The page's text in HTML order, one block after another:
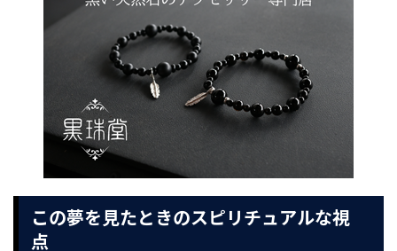
この夢を見たときのスピリチュアルな視
点